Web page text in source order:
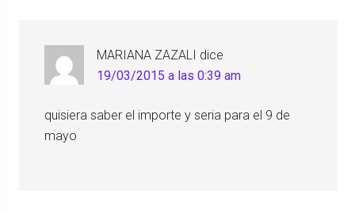
MARIANA ZAZALI dice
19/03/2015 a las 0:39 am
quisiera saber el importe y seria para el 9 de
mayo